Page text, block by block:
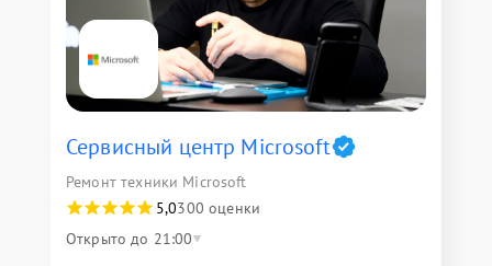
Сервисный центр Microsoft
Ремонт техники Microsoft
5,0300 оценки
Открыто до 21:00